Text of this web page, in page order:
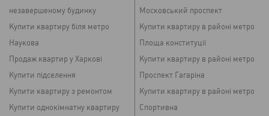
незавершеному будинку
Купити квартиру біля метро
Наукова
Продаж квартир у Харкові
Купити підселення
Купити квартиру з ремонтом
Купити однокімнатну квартиру
Московський проспект
Купити квартиру в районі метро
Площа конституції
Купити квартиру в районі метро
Проспект Гагаріна
Купити квартиру в районі метро
Спортивна